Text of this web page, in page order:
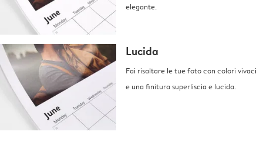
elegante.
Lucida
Fai risaltare le tue foto con colori vivaci
e una finitura superliscia e lucida.